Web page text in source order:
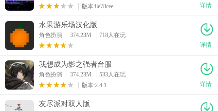
版本:8e78cee
详情
水果游乐场汉化版
角色扮演 374.23M
718人在玩
详情
我想成为影之强者台服
角色扮演 374.23M
533人在玩
版本:2.4.1
详情
友尽派对双人版